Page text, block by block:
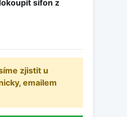
sifon z
zjistit u
emailem